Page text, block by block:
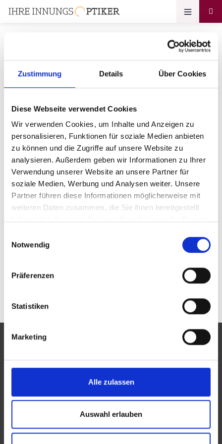
Zustimmung Details Über Cookies
Diese Webseite verwendet Cookies
Wir verwenden Cookies, um Inhalte und Anzeigen zu
personalisieren, Funktionen für soziale Medien anbieten
zu können und die Zugriffe auf unsere Website zu
analysieren. Außerdem geben wir Informationen zu Ihrer
Verwendung unserer Website an unsere Partner für
soziale Medien, Werbung und Analysen weiter. Unsere
Partner führen diese Informationen möglicherweise mit
weiteren Daten zusammen, die Sie ihnen bereitgestellt
Notwendig
Präferenzen
Statistiken
Marketing
Alle zulassen
Auswahl erlauben
Ihr Zugang zum
IM BLICKPUNKT Stefan Nowak
Bitte geben Sie Ihr Passwort ein:
allgemeinen Suche.
Eine Aktion des Zentralverbandes der Augenoptiker und
Der ZVA ist ein Bundesinnungsverband, seine Mitglieder
sind die Landesinnungsverbände und Landesinnungen
des Augenoptikerhandwerks.